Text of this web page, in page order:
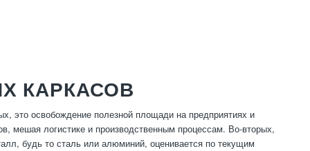
КАРКАСОВ
это освобождение полезной площади на предприятиях и
мешая логистике и производственным процессам. Во-вторых,
будь то сталь или алюминий, оценивается по текущим